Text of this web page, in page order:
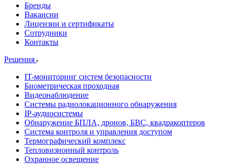
Бренды
Вакансии
Лицензии и сертификаты
Сотрудники
Контакты
Решения
IT-мониторинг систем безопасности
Биометрическая проходная
Видеонаблюдение
Системы радиолокационного обнаружения
IP-аудиосистемы
Обнаружение БПЛА, дронов, БВС, квадракоптеров
Система контроля и управления доступом
Термографический комплекс
Тепловизионный контроль
Охранное освещение